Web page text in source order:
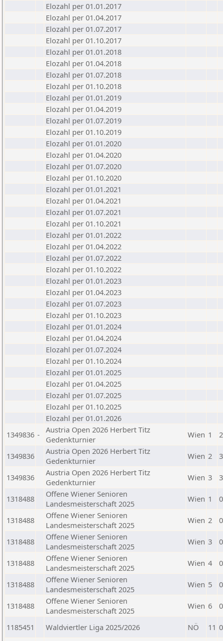
Elozahl per 01.01.2017
Elozahl per 01.04.2017
Elozahl per 01.07.2017
Elozahl per 01.10.2017
Elozahl per 01.01.2018
Elozahl per 01.04.2018
Elozahl per 01.07.2018
Elozahl per 01.10.2018
Elozahl per 01.01.2019
Elozahl per 01.04.2019
Elozahl per 01.07.2019
Elozahl per 01.10.2019
Elozahl per 01.01.2020
Elozahl per 01.04.2020
Elozahl per 01.07.2020
Elozahl per 01.10.2020
Elozahl per 01.01.2021
Elozahl per 01.04.2021
Elozahl per 01.07.2021
Elozahl per 01.10.2021
Elozahl per 01.01.2022
Elozahl per 01.04.2022
Elozahl per 01.07.2022
Elozahl per 01.10.2022
Elozahl per 01.01.2023
Elozahl per 01.04.2023
Elozahl per 01.07.2023
Elozahl per 01.10.2023
Elozahl per 01.01.2024
Elozahl per 01.04.2024
Elozahl per 01.07.2024
Elozahl per 01.10.2024
Elozahl per 01.01.2025
Elozahl per 01.04.2025
Elozahl per 01.07.2025
Elozahl per 01.10.2025
Elozahl per 01.01.2026
1349836 -
Austria Open 2026 Herbert Titz
Gedenkturnier
Wien 1
1349836
Austria Open 2026 Herbert Titz
Gedenkturnier
Wien 2
1349836
Austria Open 2026 Herbert Titz
Gedenkturnier
Wien 3
1318488
Offene Wiener Senioren
Landesmeisterschaft 2025
Wien 1
1318488
Offene Wiener Senioren
Landesmeisterschaft 2025
Wien 2
1318488
Offene Wiener Senioren
Landesmeisterschaft 2025
Wien 3
1318488
Offene Wiener Senioren
Landesmeisterschaft 2025
Wien 4
1318488
Offene Wiener Senioren
Landesmeisterschaft 2025
Wien 5
1318488
Offene Wiener Senioren
Landesmeisterschaft 2025
Wien 6
1185451 Waldviertler Liga 2025/2026 NÖ 11